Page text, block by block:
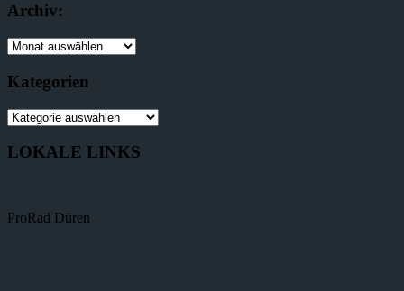
Archiv:
Kategorien
LOKALE LINKS
ProRad Düren